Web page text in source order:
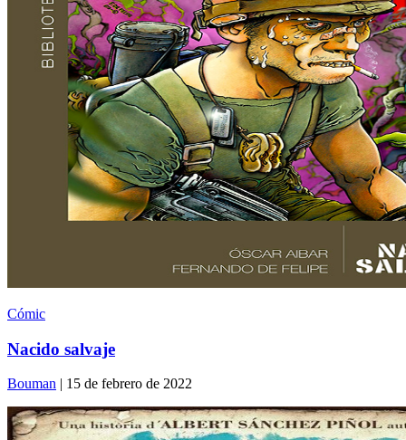
Cómic
Nacido salvaje
Bouman | 15 de febrero de 2022